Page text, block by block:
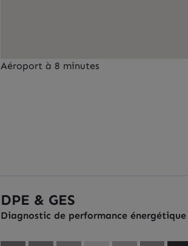
Aéroport à 8 minutes
DPE & GES
Diagnostic de performance énergétique